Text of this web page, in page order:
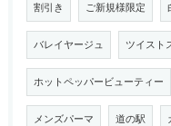
割引き ご新規様限定
バレイヤージュ ツイスト
ホットペッパービューティー
メンズパーマ 道の駅